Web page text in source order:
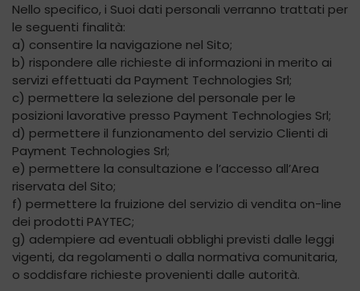
Nello specifico, i Suoi dati personali verranno trattati per
le seguenti finalità:
a) consentire la navigazione nel Sito;
b) rispondere alle richieste di informazioni in merito ai
servizi effettuati da Payment Technologies Srl;
c) permettere la selezione del personale per le
posizioni lavorative presso Payment Technologies Srl;
d) permettere il funzionamento del servizio Clienti di
Payment Technologies Srl;
e) permettere la consultazione e l’accesso all’Area
riservata del Sito;
f) permettere la fruizione del servizio di vendita on-line
dei prodotti PAYTEC;
g) adempiere ad eventuali obblighi previsti dalle leggi
vigenti, da regolamenti o dalla normativa comunitaria,
o soddisfare richieste provenienti dalle autorità.